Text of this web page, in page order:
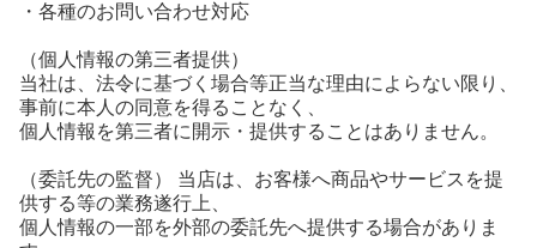
・各種のお問い合わせ対応
（個人情報の第三者提供）
当社は、法令に基づく場合等正当な理由によらない限り、
事前に本人の同意を得ることなく、
個人情報を第三者に開示・提供することはありません。
（委託先の監督） 当店は、お客様へ商品やサービスを提
供する等の業務遂行上、
個人情報の一部を外部の委託先へ提供する場合がありま